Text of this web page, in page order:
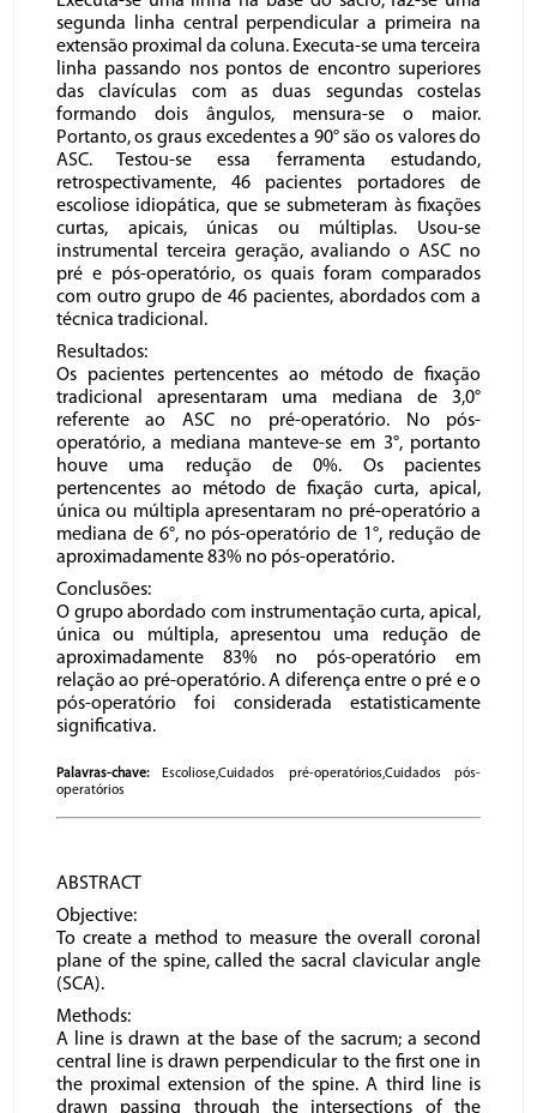
segunda linha central perpendicular a primeira na
extensão proximal da coluna. Executa-se uma terceira
linha passando nos pontos de encontro superiores
das clavículas com as duas segundas costelas
formando dois ângulos, mensura-se o maior.
Portanto, os graus excedentes a 90° são os valores do
ASC. Testou-se essa ferramenta estudando,
retrospectivamente, 46 pacientes portadores de
escoliose idiopática, que se submeteram às fixações
curtas, apicais, únicas ou múltiplas. Usou-se
instrumental terceira geração, avaliando o ASC no
pré e pós-operatório, os quais foram comparados
com outro grupo de 46 pacientes, abordados com a
técnica tradicional.
Resultados:
Os pacientes pertencentes ao método de fixação
tradicional apresentaram uma mediana de 3,0°
referente ao ASC no pré-operatório. No pós-
operatório, a mediana manteve-se em 3°, portanto
houve uma redução de 0%. Os pacientes
pertencentes ao método de fixação curta, apical,
única ou múltipla apresentaram no pré-operatório a
mediana de 6°, no pós-operatório de 1°, redução de
aproximadamente 83% no pós-operatório.
Conclusões:
O grupo abordado com instrumentação curta, apical,
única ou múltipla, apresentou uma redução de
aproximadamente 83% no pós-operatório em
relação ao pré-operatório. A diferença entre o pré e o
pós-operatório foi considerada estatisticamente
significativa.
Palavras-chave:Escoliose,Cuidados pré-operatórios,Cuidados pós-
operatórios
ABSTRACT
Objective:
To create a method to measure the overall coronal
plane of the spine, called the sacral clavicular angle
(SCA).
Methods:
A line is drawn at the base of the sacrum; a second
central line is drawn perpendicular to the first one in
the proximal extension of the spine. A third line is
drawn passing through the intersections of the